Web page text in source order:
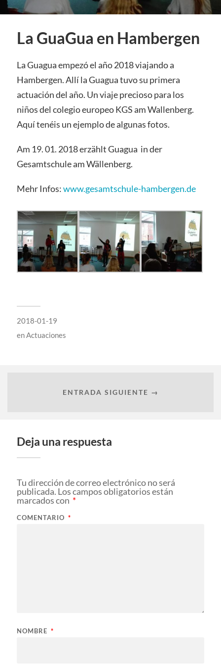
La GuaGua en Hambergen
La Guagua empezó el año 2018 viajando a
Hambergen. Allí la Guagua tuvo su primera
actuación del año. Un viaje precioso para los
niños del colegio europeo KGS am Wallenberg.
Aquí tenéis un ejemplo de algunas fotos.
Am 19. 01. 2018 erzählt Guagua in der
Gesamtschule am Wällenberg.
Mehr Infos:www.gesamtschule-hambergen.de
2018-01-19
enActuaciones
ENTRADA SIGUIENTE →
Deja una respuesta
Tu dirección de correo electrónico no será
publicada. Los campos obligatorios están
marcados con *
COMENTARIO *
NOMBRE *